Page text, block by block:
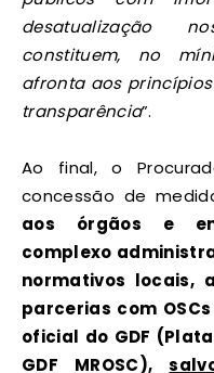
desatualização
constituem, no
afronta aos
transparência”.
Ao final, o
concessão de
aos órgãos e
complexo
normativos locais,
parcerias com
oficial do GDF
GDF MROSC),